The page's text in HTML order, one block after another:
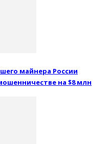
майнера России
на $8 млн